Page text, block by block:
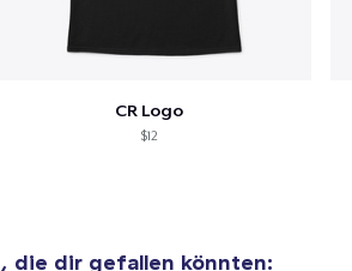
CR Logo
$12
, die dir gefallen könnten: